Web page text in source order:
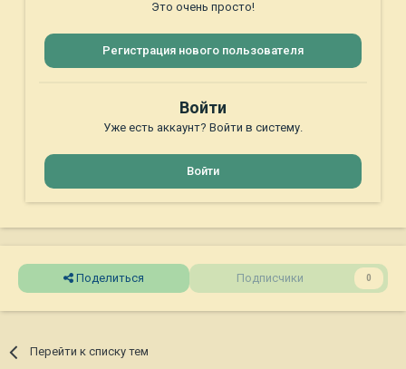
Это очень просто!
Регистрация нового пользователя
Войти
Уже есть аккаунт? Войти в систему.
Войти
Поделиться Подписчики 0
Перейти к списку тем